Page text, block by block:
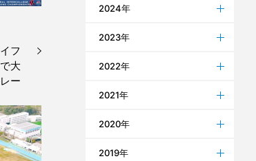
フ
大
ー
2024年
2023年
2022年
2021年
2020年
2019年